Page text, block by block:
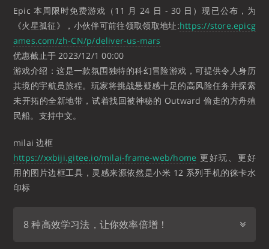
Epic 本周限时免费游戏（11 月 24 日 - 30 日）现已公布，为
《火星孤征》，小伙伴可前往领取领取地址:https://store.epicg
ames.com/zh-CN/p/deliver-us-mars
优惠截止于 2023/12/1 00:00
游戏介绍：这是一款氛围独特的科幻冒险游戏，可提供令人身历
其境的宇航员旅程。玩家将挑战悬疑感十足的高风险任务并探索
未开拓的全新地带，试着找回被神秘的 Outward 偷走的方舟殖
民船。支持中文。
milai 边框
https://xxbiji.gitee.io/milai-frame-web/home 更好玩、更好
用的图片边框工具，灵感来源依然是小米 12 系列手机的徕卡水
印标
8 种高效学习法，让你效率倍增！